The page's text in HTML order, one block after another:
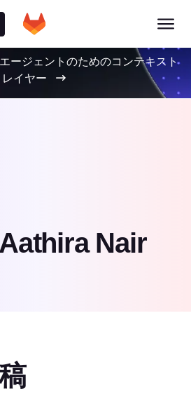
ージェントのためのコンテキスト
レイヤー
Aathira Nair